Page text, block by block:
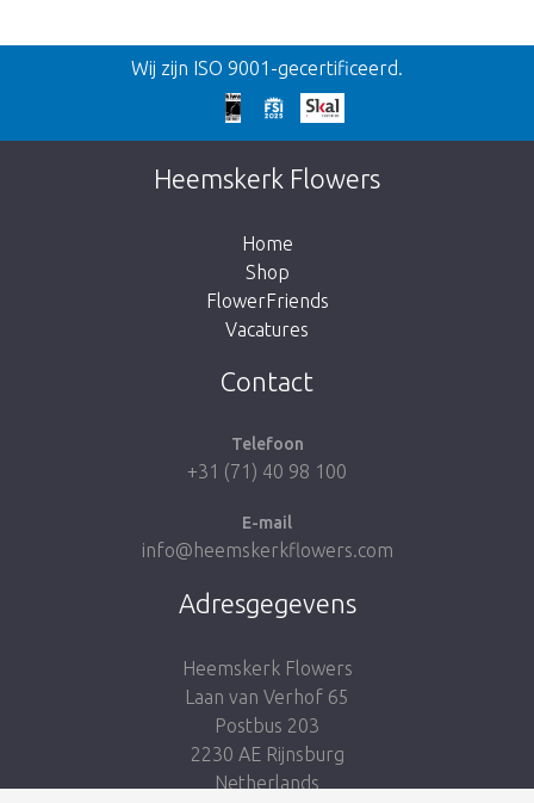
Terug
Te laat!
Dit artikel is helaas uitverkocht. Klik op de
knop hieronder om terug te gaan naar de
Breng me naar de shop
Wij zijn ISO 9001-gecertificeerd.
Heemskerk Flowers
Home
Shop
FlowerFriends
Vacatures
Contact
Telefoon
+31 (71) 40 98 100
E-mail
info@heemskerkflowers.com
Adresgegevens
Heemskerk Flowers
Laan van Verhof 65
Postbus 203
2230 AE Rijnsburg
Netherlands